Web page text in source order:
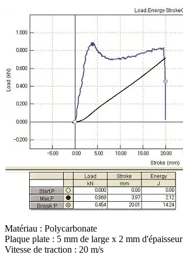
Matériau : Polycarbonate
Plaque plate : 5 mm de large x 2 mm d'épaisseur
Vitesse de traction : 20 m/s